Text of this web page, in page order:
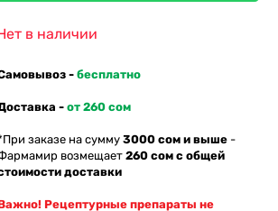
в наличии
- бесплатно
- от 260 сом
заказе на сумму 3000 сом и выше -
возмещает260 сом с общей
доставки
Рецептурные препараты не